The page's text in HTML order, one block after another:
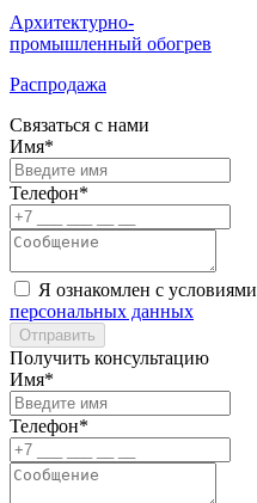
Архитектурно-
промышленный обогрев
Распродажа
Связаться с нами
Имя*
Телефон*
Я ознакомлен с условиями
персональных данных
Отправить
Получить консультацию
Имя*
Телефон*